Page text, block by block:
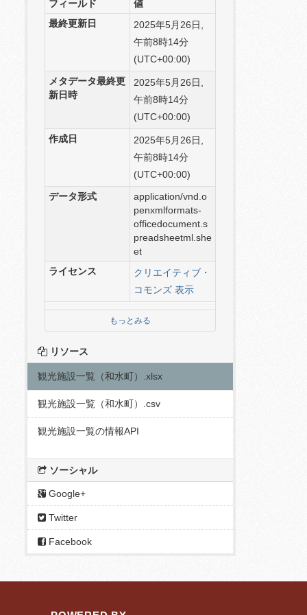
フィールド
値
最終更新日
2025年5月26日,
午前8時14分
(UTC+00:00)
メタデータ最終更
新日時
2025年5月26日,
午前8時14分
(UTC+00:00)
作成日
2025年5月26日,
午前8時14分
(UTC+00:00)
データ形式
application/vnd.o
penxmlformats-
officedocument.s
preadsheetml.she
et
ライセンス
クリエイティブ・
コモンズ 表示
もっとみる
リソース
観光施設一覧（和水町）.xlsx
観光施設一覧（和水町）.csv
観光施設一覧の情報API
ソーシャル
Google+
Twitter
Facebook